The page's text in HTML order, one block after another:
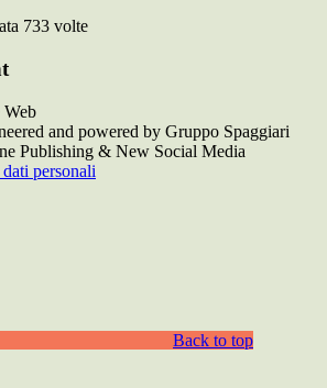
733 volte
and powered by Gruppo Spaggiari
Publishing & New Social Media
personali
Back to top